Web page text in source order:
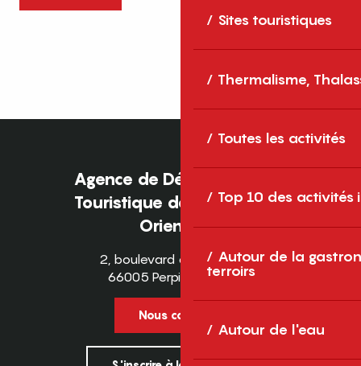
Sites touristiques
Thermalisme,
Toutes les activités
Top 10 des activités
Autour de la
terroirs
Autour de l'eau
Pyrénées-Orientales sont une destination
idéale pour partager des moments en
famille tout au long...
Agence de Développement
Touristique des Pyrénées-
Orientales
2, boulevard des Pyrénées
66005 Perpignan Cedex
Nous contacter